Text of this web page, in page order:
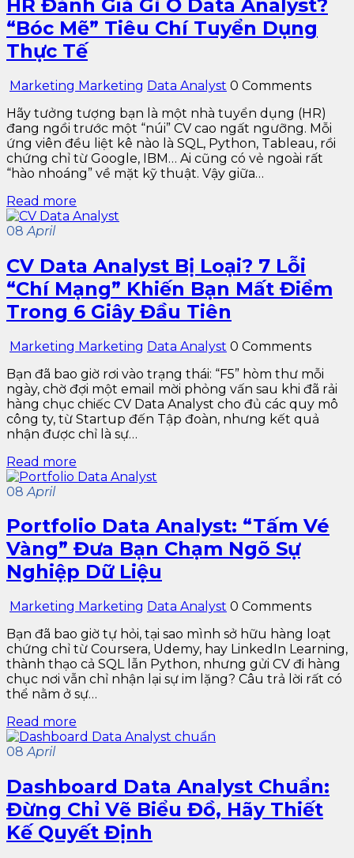
HR Đánh Giá Gì Ở Data Analyst?
“Bóc Mẽ” Tiêu Chí Tuyển Dụng
Thực Tế
Marketing Marketing Data Analyst 0 Comments
Hãy tưởng tượng bạn là một nhà tuyển dụng (HR)
đang ngồi trước một “núi” CV cao ngất ngưỡng. Mỗi
ứng viên đều liệt kê nào là SQL, Python, Tableau, rồi
chứng chỉ từ Google, IBM… Ai cũng có vẻ ngoài rất
“hào nhoáng” về mặt kỹ thuật. Vậy giữa…
Read more
08 April
CV Data Analyst Bị Loại? 7 Lỗi
“Chí Mạng” Khiến Bạn Mất Điểm
Trong 6 Giây Đầu Tiên
Marketing Marketing Data Analyst 0 Comments
Bạn đã bao giờ rơi vào trạng thái: “F5” hòm thư mỗi
ngày, chờ đợi một email mời phỏng vấn sau khi đã rải
hàng chục chiếc CV Data Analyst cho đủ các quy mô
công ty, từ Startup đến Tập đoàn, nhưng kết quả
nhận được chỉ là sự…
Read more
08 April
Portfolio Data Analyst: “Tấm Vé
Vàng” Đưa Bạn Chạm Ngõ Sự
Nghiệp Dữ Liệu
Marketing Marketing Data Analyst 0 Comments
Bạn đã bao giờ tự hỏi, tại sao mình sở hữu hàng loạt
chứng chỉ từ Coursera, Udemy, hay LinkedIn Learning,
thành thạo cả SQL lẫn Python, nhưng gửi CV đi hàng
chục nơi vẫn chỉ nhận lại sự im lặng? Câu trả lời rất có
thể nằm ở sự…
Read more
08April
Dashboard Data Analyst Chuẩn:
Đừng Chỉ Vẽ Biểu Đồ, Hãy Thiết
Kế Quyết Định